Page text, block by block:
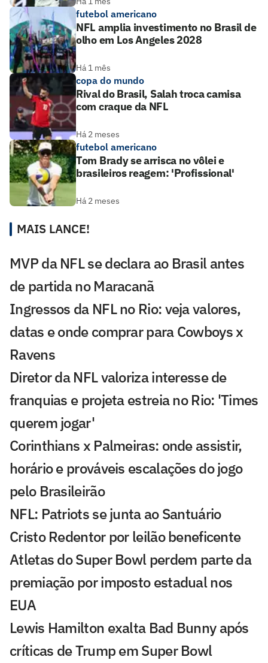
futebol americano
NFL amplia investimento no Brasil de
olho em Los Angeles 2028
Há 1 mês
copa do mundo
Rival do Brasil, Salah troca camisa
com craque da NFL
Há 2 meses
futebol americano
Tom Brady se arrisca no vôlei e
brasileiros reagem: 'Profissional'
Há 2 meses
MAIS LANCE!
MVP da NFL se declara ao Brasil antes
de partida no Maracanã
Ingressos da NFL no Rio: veja valores,
datas e onde comprar para Cowboys x
Ravens
Diretor da NFL valoriza interesse de
franquias e projeta estreia no Rio: 'Times
querem jogar'
Corinthians x Palmeiras: onde assistir,
horário e prováveis escalações do jogo
pelo Brasileirão
NFL: Patriots se junta ao Santuário
Cristo Redentor por leilão beneficente
Atletas do Super Bowl perdem parte da
premiação por imposto estadual nos
EUA
Lewis Hamilton exalta Bad Bunny após
críticas de Trump em Super Bowl